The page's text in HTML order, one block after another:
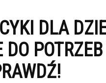
DLA
DO